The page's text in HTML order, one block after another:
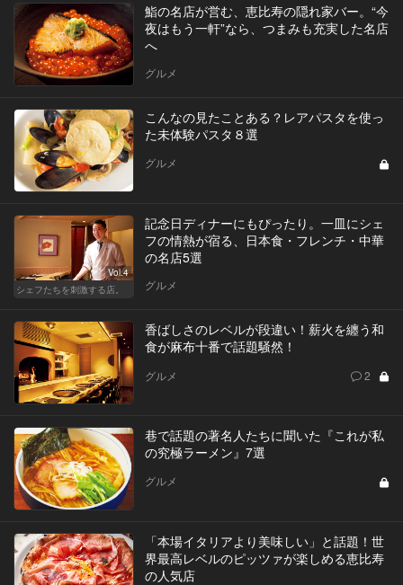
鮨の名店が営む、恵比寿の隠れ家バー。“今
夜はもう一軒”なら、つまみも充実した名店
へ
グルメ
こんなの見たことある？レアパスタを使っ
た未体験パスタ８選
グルメ
Vol.4
シェフたちを刺激する店。
記念日ディナーにもぴったり。一皿にシェ
フの情熱が宿る、日本食・フレンチ・中華
の名店5選
グルメ
香ばしさのレベルが段違い！薪火を纏う和
食が麻布十番で話題騒然！
グルメ 2
巷で話題の著名人たちに聞いた『これが私
の究極ラーメン』7選
グルメ
「本場イタリアより美味しい」と話題！世
界最高レベルのピッツァが楽しめる恵比寿
の人気店